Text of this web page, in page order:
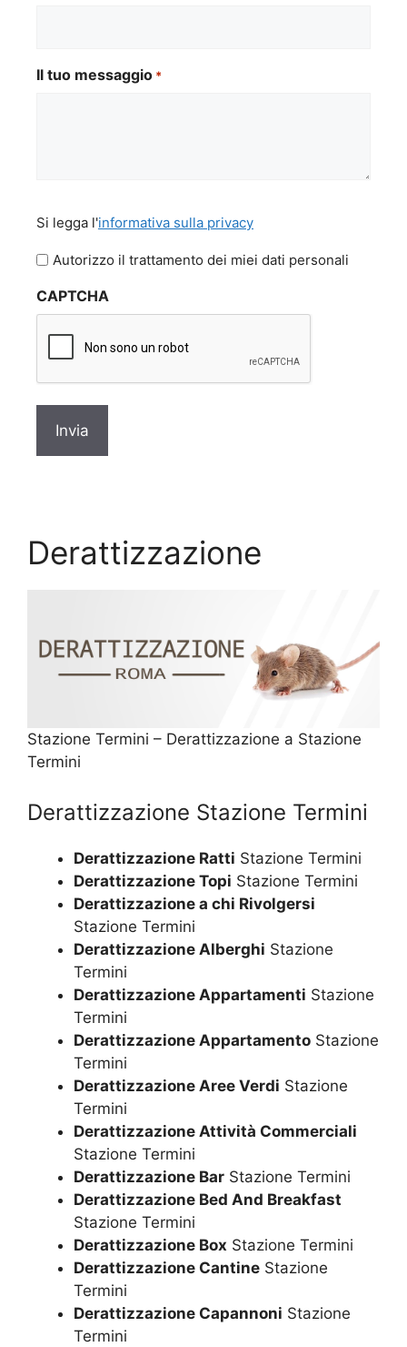
Il tuo messaggio *
legga
l'informativa
privacy
Si legga l'informativa sulla privacy
Autorizzo il trattamento dei miei dati personali
CAPTCHA
Derattizzazione
Stazione Termini – Derattizzazione a Stazione
Termini
Derattizzazione Stazione Termini
Derattizzazione Ratti Stazione Termini
Derattizzazione Topi Stazione Termini
Derattizzazione a chi Rivolgersi
Stazione Termini
Derattizzazione Alberghi Stazione
Termini
Derattizzazione Appartamenti Stazione
Termini
Derattizzazione Appartamento Stazione
Termini
Derattizzazione Aree Verdi Stazione
Termini
Derattizzazione Attività Commerciali
Stazione Termini
Derattizzazione Bar Stazione Termini
Derattizzazione Bed And Breakfast
Stazione Termini
Derattizzazione Box Stazione Termini
Derattizzazione Cantine Stazione
Termini
Derattizzazione Capannoni Stazione
Termini